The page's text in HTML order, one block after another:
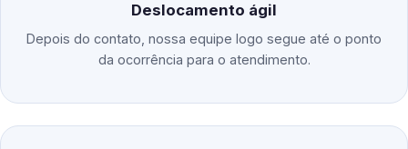
Deslocamento ágil
Depois do contato, nossa equipe logo segue até o ponto
da ocorrência para o atendimento.